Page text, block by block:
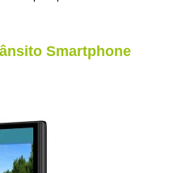
Smartphone